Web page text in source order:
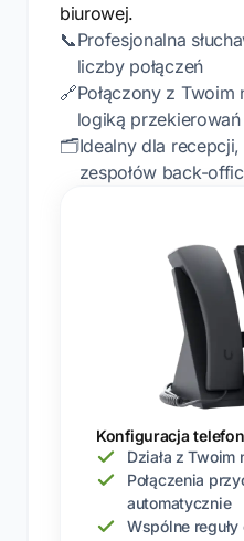
biurowej.
📞Profesjonalna
liczby połączeń
🔗Połączony z Twoim
logiką przekierowań
🗂️Idealny dla
zespołów back-
Konfiguracja
Działa z Twoim
Połączenia
automatycznie
Wspólne